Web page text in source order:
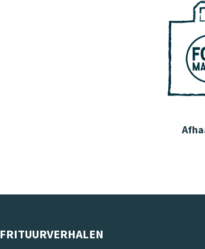
FRITUURVERHALEN